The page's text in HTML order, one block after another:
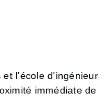
et l'école d'ingénieur
immédiate de